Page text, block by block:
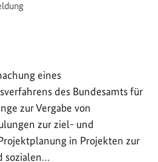
eines
des Bundesamts für
zur Vergabe von
zur ziel- und
in Projekten zur
sozialen…